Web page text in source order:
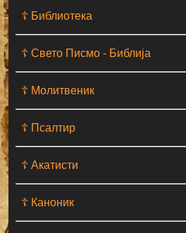
☦ Библиотека
☦ Свето Писмо - Библија
☦ Молитвеник
☦ Псалтир
☦ Акатисти
☦ Каноник